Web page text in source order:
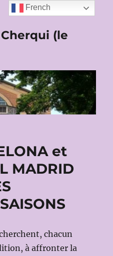
(le
et
MADRID
chacun
à affronter la
French